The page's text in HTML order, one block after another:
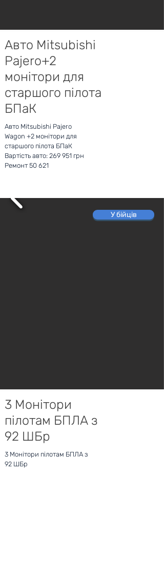
Авто Mitsubishi
Pajero+2
монітори для
старшого пілота
БПаК
Авто Mitsubishi Pajero
Wagon +2 монітори для
старшого пілота БПаК
Вартість авто: 269 951 грн
Ремонт 50 621
У бійців
3 Монітори
пілотам БПЛА з
92 ШБр
3 Монітори пілотам БПЛА з
92 ШБр